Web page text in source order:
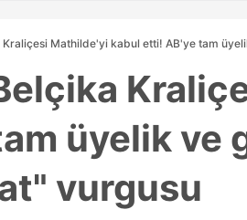
Mathilde'yi kabul etti! AB'ye tam
üyelik ve
vurgusu